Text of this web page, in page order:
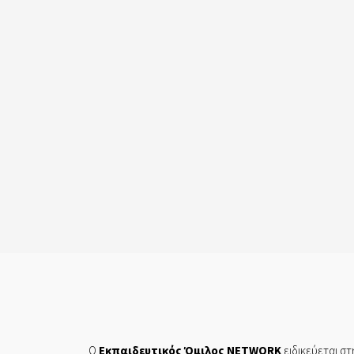
Ο Εκπαιδευτικός Όμιλος NETWORK ειδικεύεται